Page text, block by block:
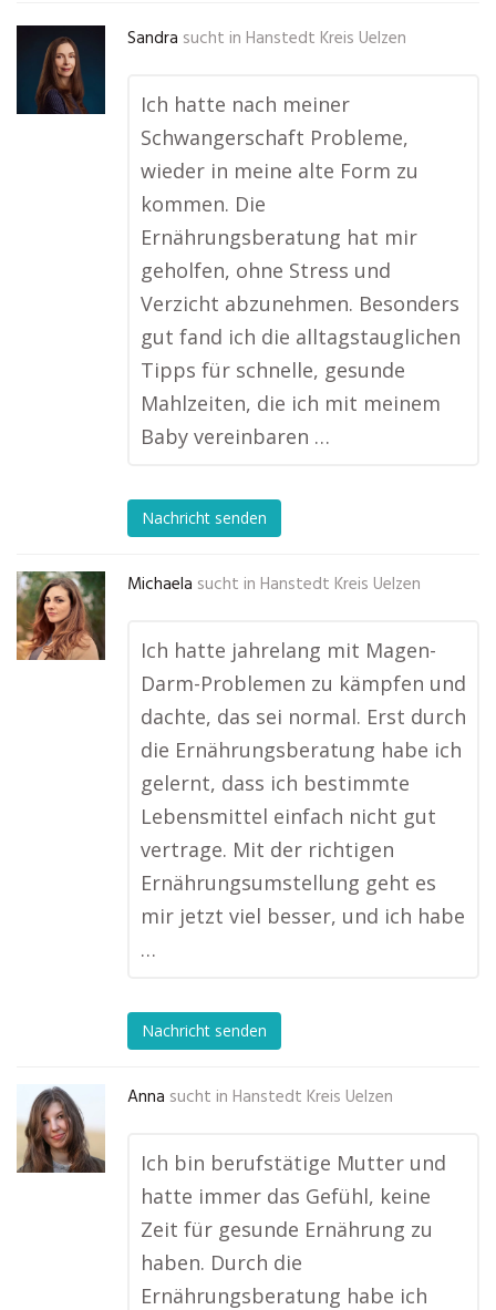
Sandra sucht in Hanstedt Kreis Uelzen
Ich hatte nach meiner
Schwangerschaft Probleme,
wieder in meine alte Form zu
kommen. Die
Ernährungsberatung hat mir
geholfen, ohne Stress und
Verzicht abzunehmen. Besonders
gut fand ich die alltagstauglichen
Tipps für schnelle, gesunde
Mahlzeiten, die ich mit meinem
Baby vereinbaren …
Nachricht senden
Michaela sucht in Hanstedt Kreis Uelzen
Ich hatte jahrelang mit Magen-
Darm-Problemen zu kämpfen und
dachte, das sei normal. Erst durch
die Ernährungsberatung habe ich
gelernt, dass ich bestimmte
Lebensmittel einfach nicht gut
vertrage. Mit der richtigen
Ernährungsumstellung geht es
mir jetzt viel besser, und ich habe
…
Nachricht senden
Anna sucht in Hanstedt Kreis Uelzen
Ich bin berufstätige Mutter und
hatte immer das Gefühl, keine
Zeit für gesunde Ernährung zu
haben. Durch die
Ernährungsberatung habe ich